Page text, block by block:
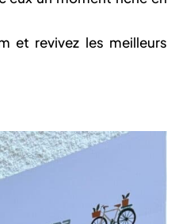
et revivez les meilleurs